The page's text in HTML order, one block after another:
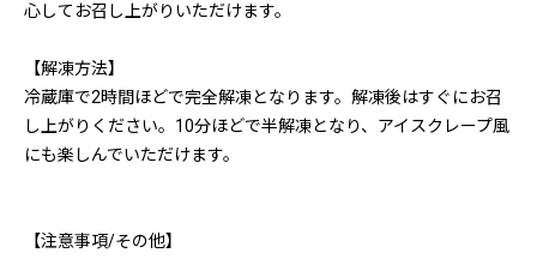
心してお召し上がりいただけます。
【解凍方法】
冷蔵庫で2時間ほどで完全解凍となります。解凍後はすぐにお召
し上がりください。10分ほどで半解凍となり、アイスクレープ風
にも楽しんでいただけます。
【注意事項/その他】